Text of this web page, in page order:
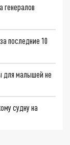
генералов
последние 10
для малышей не
судну на